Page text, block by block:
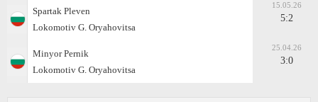
Spartak Pleven
Lokomotiv G. Oryahovitsa
15.05.26
5:2
Minyor Pernik
Lokomotiv G. Oryahovitsa
25.04.26
3:0